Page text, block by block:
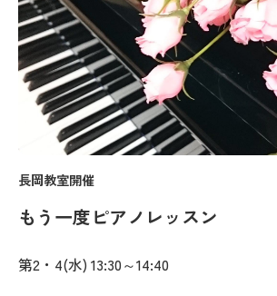
長岡教室開催
もう一度ピアノレッスン
第2・4(水) 13:30～14:40